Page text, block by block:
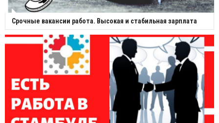
Срочные вакансии работа. Высокая и стабильная зарплата